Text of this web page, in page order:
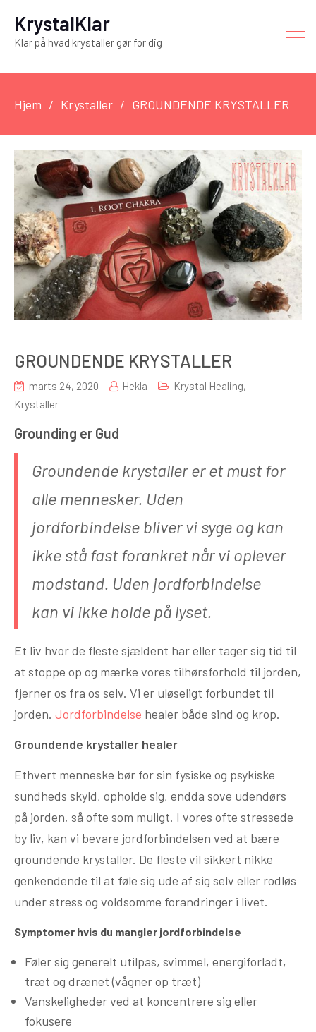
KrystalKlar
Klar på hvad krystaller gør for dig
Hjem Krystaller GROUNDENDE KRYSTALLER
GROUNDENDE KRYSTALLER
marts 24, 2020 Hekla Krystal Healing,
Krystaller
Grounding er Gud
Groundende krystaller er et must for
alle mennesker. Uden
jordforbindelse bliver vi syge og kan
ikke stå fast forankret når vi oplever
modstand. Uden jordforbindelse
kan vi ikke holde på lyset.
Et liv hvor de fleste sjældent har eller tager sig tid til
at stoppe op og mærke vores tilhørsforhold til jorden,
fjerner os fra os selv. Vi er uløseligt forbundet til
jorden. Jordforbindelse healer både sind og krop.
Groundende krystaller healer
Ethvert menneske bør for sin fysiske og psykiske
sundheds skyld, opholde sig, endda sove udendørs
på jorden, så ofte som muligt. I vores ofte stressede
by liv, kan vi bevare jordforbindelsen ved at bære
groundende krystaller. De fleste vil sikkert nikke
genkendende til at føle sig ude af sig selv eller rodløs
under stress og voldsomme forandringer i livet.
Symptomer hvis du mangler jordforbindelse
Føler sig generelt utilpas, svimmel, energiforladt,
træt og drænet (vågner op træt)
Vanskeligheder ved at koncentrere sig eller
fokusere